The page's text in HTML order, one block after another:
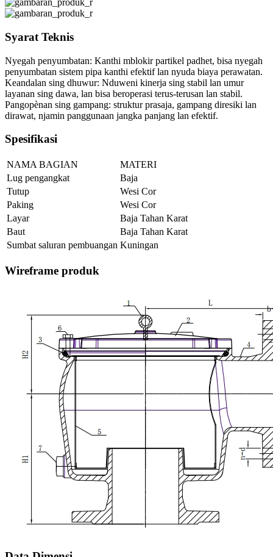
Syarat Teknis
Nyegah penyumbatan: Kanthi mblokir partikel padhet, bisa nyegah
penyumbatan sistem pipa kanthi efektif lan nyuda biaya perawatan.
Keandalan sing dhuwur: Nduweni kinerja sing stabil lan umur
layanan sing dawa, lan bisa beroperasi terus-terusan lan stabil.
Pangopènan sing gampang: struktur prasaja, gampang diresiki lan
dirawat, njamin panggunaan jangka panjang lan efektif.
Spesifikasi
NAMA BAGIAN
MATERI
Lug pengangkat
Baja
Tutup
Wesi Cor
Paking
Wesi Cor
Layar
Baja Tahan Karat
Baut
Baja Tahan Karat
Sumbat saluran pembuangan Kuningan
Wireframe produk